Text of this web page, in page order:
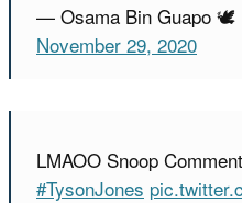
— Osama Bin Guapo 🕊️
November 29, 2020
LMAOO Snoop
#TysonJones